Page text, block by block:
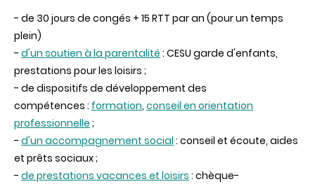
- de 30 jours de congés + 15 RTT par an (pour un temps
plein)
- d'un soutien à la parentalité : CESU garde d'enfants,
prestations pour les loisirs ;
- de dispositifs de développement des
compétences : formation, conseil en orientation
professionnelle ;
- d'un accompagnement social : conseil et écoute, aides
et prêts sociaux ;
- de prestations vacances et loisirs : chèque-